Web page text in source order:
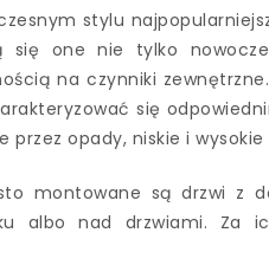
stylu
się one nie tylko
na czynniki
się
przez opady, niskie i
montowane są drzwi z
albo nad drzwiami. Za